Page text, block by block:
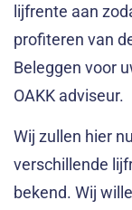
lijfrente aan
profiteren van
Beleggen voor
OAKK adviseur.
Wij zullen hier
verschillende
bekend. Wij